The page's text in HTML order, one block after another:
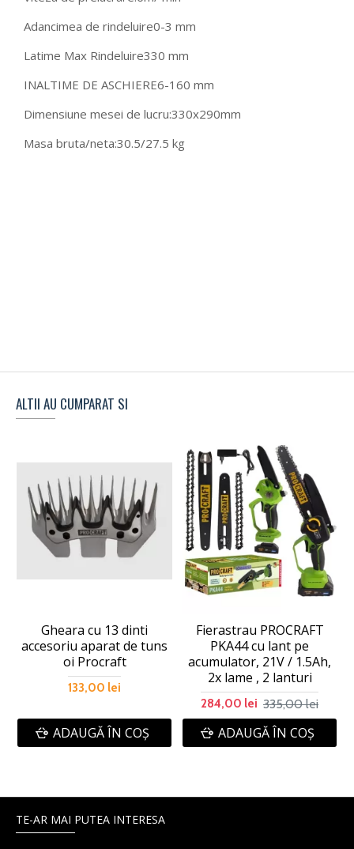
Adancimea de rindeluire0-3 mm
Latime Max Rindeluire330 mm
INALTIME DE ASCHIERE6-160 mm
Dimensiune mesei de lucru:330x290mm
Masa bruta/neta:30.5/27.5 kg
ALTII AU CUMPARAT SI
Gheara cu 13 dinti
accesoriu aparat de tuns
oi Procraft
133,00 lei
ADAUGĂ ÎN COŞ
Fierastrau PROCRAFT
PKA44 cu lant pe
acumulator, 21V / 1.5Ah,
2x lame , 2 lanturi
284,00 lei 335,00 lei
ADAUGĂ ÎN COŞ
TE-AR MAI PUTEA INTERESA